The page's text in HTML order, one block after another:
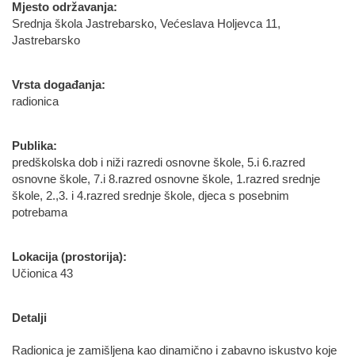
Mjesto održavanja:
Srednja škola Jastrebarsko, Većeslava Holjevca 11,
Jastrebarsko
Vrsta događanja:
radionica
Publika:
predškolska dob i niži razredi osnovne škole, 5.i 6.razred
osnovne škole, 7.i 8.razred osnovne škole, 1.razred srednje
škole, 2.,3. i 4.razred srednje škole, djeca s posebnim
potrebama
Lokacija (prostorija):
Učionica 43
Detalji
Radionica je zamišljena kao dinamično i zabavno iskustvo koje